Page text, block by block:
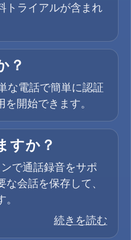
トライアルが含まれ
？
な電話で簡単に認証
開始できます。
すか？
で通話録音をサポ
会話を保存して、
続きを読む